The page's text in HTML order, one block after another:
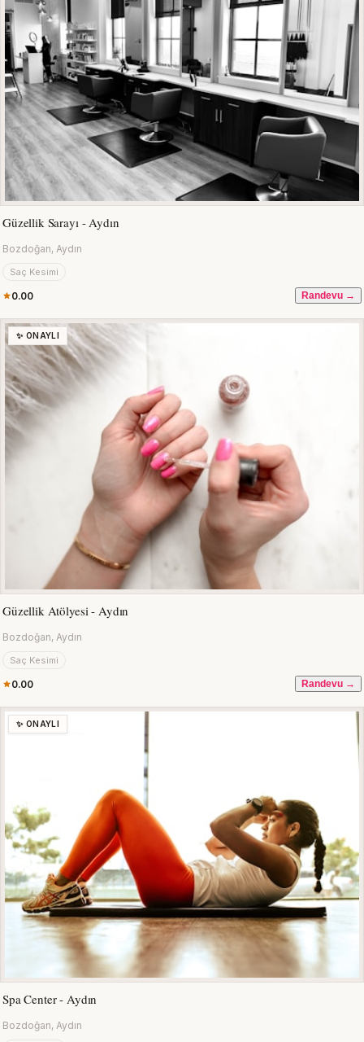
Güzellik Sarayı - Aydın
Bozdoğan, Aydın
Saç Kesimi
0.00 Randevu →
✨ ONAYLI
Güzellik Atölyesi - Aydın
Bozdoğan, Aydın
Saç Kesimi
0.00 Randevu →
✨ ONAYLI
Spa Center - Aydın
Bozdoğan, Aydın